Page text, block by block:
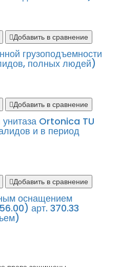
Добавить в сравнение
грузоподъемности
полных людей)
Добавить в сравнение
Ortonica TU
и в период
Добавить в сравнение
оснащением
арт. 370.33